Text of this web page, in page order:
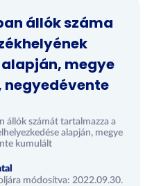
állók száma
megye
negyedévente
állók számát tartalmazza a
alapján, megye
kumulált
módosítva: 2022.09.30.